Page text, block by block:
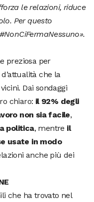
le relazioni, riduce
Per questo
preziosa per
che la
Dai sondaggi
chiaro: il 92% degli
non sia facile,
politica, mentre il
usate in modo
anche più dei
che ha trovato nel